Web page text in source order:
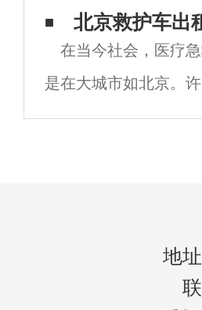
服
常的医疗转运，救护
色。在北京这样的大
此救护车出租中心应
时、
北京救护车出
在当今社会，医疗
是在大城市如北京。
不清楚该致电哪个电
地